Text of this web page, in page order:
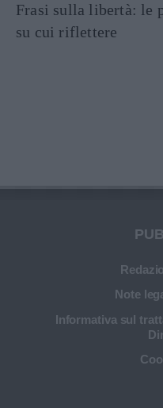
Frasi sulla libertà: le
su cui riflettere
Note
Informativa sul